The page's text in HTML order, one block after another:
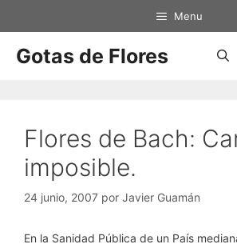
Menu
Gotas de Flores
Flores de Bach:
imposible.
24 junio, 2007 por Javier Guamán
En la Sanidad Pública de un País